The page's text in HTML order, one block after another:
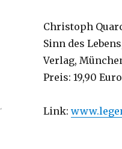
Christoph
Sinn des
Verlag,
Preis: 19,90 Euro
Link: